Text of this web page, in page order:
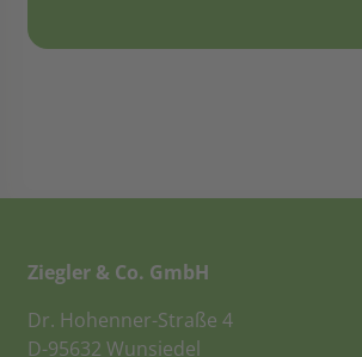
Ziegler & Co. GmbH
Dr. Hohenner-Straße 4
D-95632 Wunsiedel